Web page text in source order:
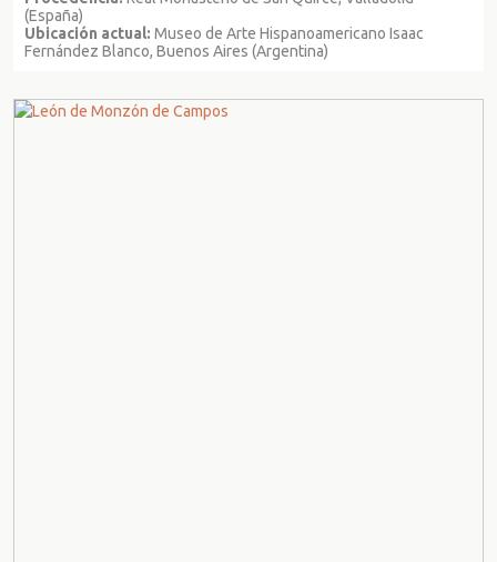
(España)
Ubicación actual: Museo de Arte Hispanoamericano Isaac
Fernández Blanco, Buenos Aires (Argentina)